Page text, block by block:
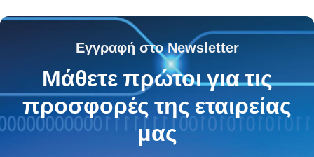
Εγγραφή στο Newsletter
Μάθετε πρώτοι για τις
προσφορές της εταιρείας
μας